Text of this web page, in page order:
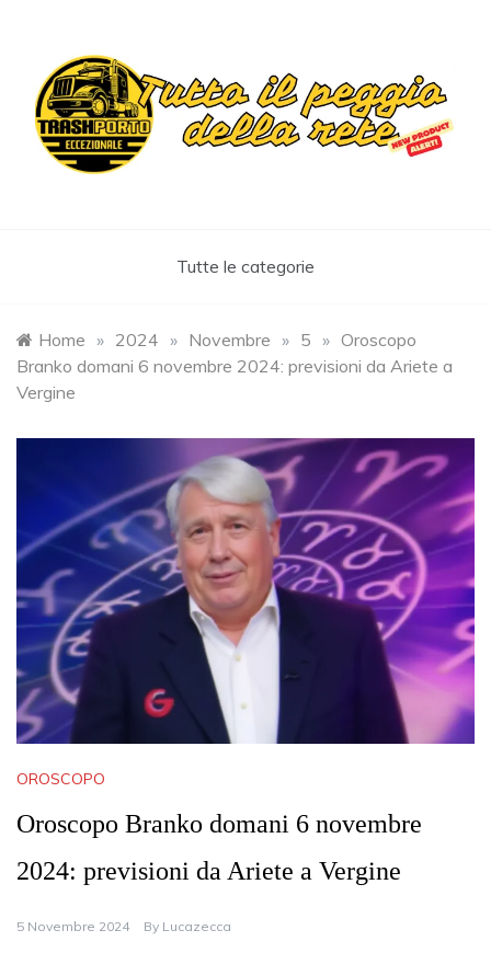
content
Tutte le categorie
Home » 2024 » Novembre » 5 » Oroscopo
Branko domani 6 novembre 2024: previsioni da Ariete a
Vergine
OROSCOPO
Oroscopo Branko domani 6 novembre
2024: previsioni da Ariete a Vergine
5 Novembre 2024 By Lucazecca